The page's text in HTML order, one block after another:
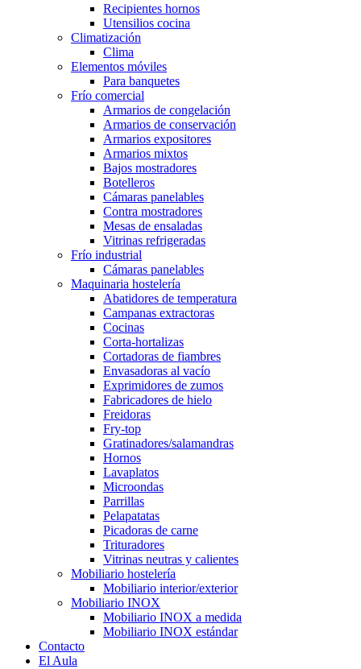
Recipientes hornos
Utensilios cocina
Climatización
Clima
Elementos móviles
Para banquetes
Frío comercial
Armarios de congelación
Armarios de conservación
Armarios expositores
Armarios mixtos
Bajos mostradores
Botelleros
Cámaras panelables
Contra mostradores
Mesas de ensaladas
Vitrinas refrigeradas
Frío industrial
Cámaras panelables
Maquinaria hostelería
Abatidores de temperatura
Campanas extractoras
Cocinas
Corta-hortalizas
Cortadoras de fiambres
Envasadoras al vacío
Exprimidores de zumos
Fabricadores de hielo
Freidoras
Fry-top
Gratinadores/salamandras
Hornos
Lavaplatos
Microondas
Parrillas
Pelapatatas
Picadoras de carne
Trituradores
Vitrinas neutras y calientes
Mobiliario hostelería
Mobiliario interior/exterior
Mobiliario INOX
Mobiliario INOX a medida
Mobiliario INOX estándar
Contacto
El Aula